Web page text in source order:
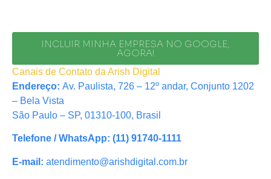
INCLUIR MINHA EMPRESA NO GOOGLE,
AGORA!
Canais de Contato da Arish Digital
Endereço: Av. Paulista, 726 – 12º andar, Conjunto 1202
– Bela Vista
São Paulo – SP, 01310-100, Brasil
Telefone / WhatsApp: (11) 91740-1111
E-mail: atendimento@arishdigital.com.br